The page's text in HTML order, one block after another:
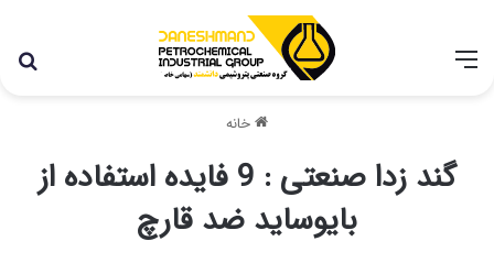
خانه
گند زدا صنعتی : 9 فایده استفاده از
بایوساید ضد قارچ
با توجه به شرایط اخیر در کشور، مجموعه پتروشیمی دانشمند
همچنان با تمام توان در حال فعالیت می باشد.